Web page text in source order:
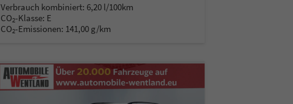
Verbrauch kombiniert: 6,20 l/100km
CO2-Klasse: E
CO2-Emissionen: 141,00 g/km